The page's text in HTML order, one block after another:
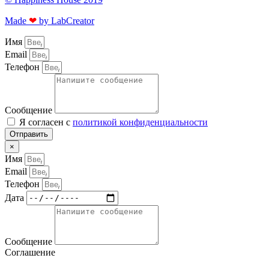
Made ❤ by LabCreator
Имя
Email
Телефон
Сообщение
Я согласен с политикой конфиденциальности
Отправить
×
Имя
Email
Телефон
Дата
Сообщение
Соглашение